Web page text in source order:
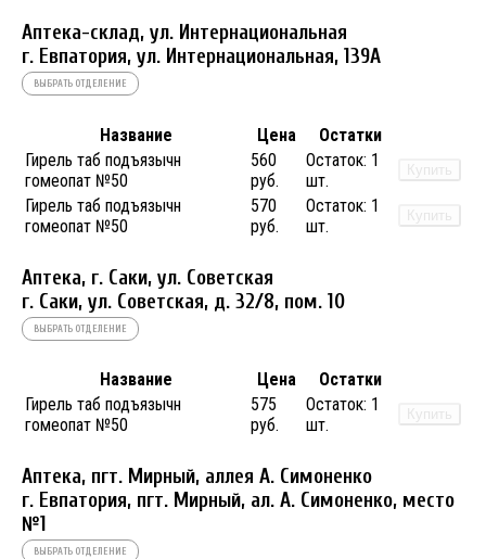
Аптека-склад, ул. Интернациональная
г. Евпатория, ул. Интернациональная, 139А
ВЫБРАТЬ ОТДЕЛЕНИЕ
Название Цена
Остатки
Гирель таб подъязычн
гомеопат №50
560
руб.
Остаток: 1
шт.
Купить
Гирель таб подъязычн
гомеопат №50
570
руб.
Остаток: 1
шт.
Купить
Аптека, г. Саки, ул. Советская
г. Саки, ул. Советская, д. 32/8, пом. 10
ВЫБРАТЬ ОТДЕЛЕНИЕ
Название Цена
Остатки
Гирель таб подъязычн
гомеопат №50
575
руб.
Остаток: 1
шт.
Купить
Аптека, пгт. Мирный, аллея А. Симоненко
г. Евпатория, пгт. Мирный, ал. А. Симоненко, место
№1
ВЫБРАТЬ ОТДЕЛЕНИЕ